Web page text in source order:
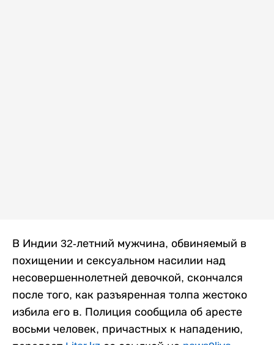
В Индии 32-летний мужчина, обвиняемый в
похищении и сексуальном насилии над
несовершеннолетней девочкой, скончался
после того, как разъяренная толпа жестоко
избила его в. Полиция сообщила об аресте
восьми человек, причастных к нападению,